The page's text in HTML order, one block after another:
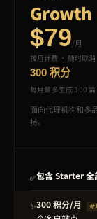
Growth
$79/月
按月计费 · 随时取消
300 积分
每月最多生成 300 篇
面向代理机构和多
持。
✅包含 Starter 全
✨300 积分/月 新